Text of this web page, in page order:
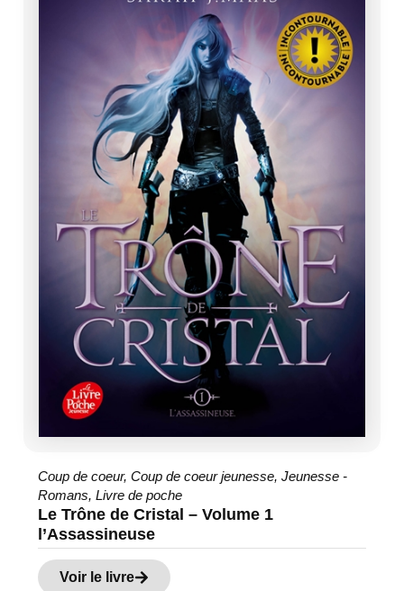
Coup de coeur, Coup de coeur jeunesse, Jeunesse -
Romans, Livre de poche
Le Trône de Cristal – Volume 1
l’Assassineuse
Voir le livre